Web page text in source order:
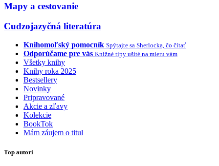
Mapy a cestovanie
Cudzojazyčná literatúra
Knihomoľský pomocník Spýtajte sa Sherlocka, čo čítať
Odporúčame pre vás Knižné tipy ušité na mieru vám
Všetky knihy
Knihy roka 2025
Bestsellery
Novinky
Pripravované
Akcie a zľavy
Kolekcie
BookTok
Mám záujem o titul
Top autori